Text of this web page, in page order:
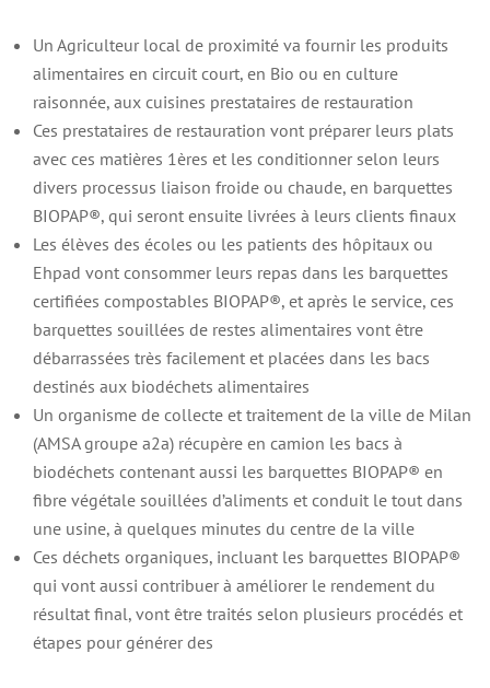
Un Agriculteur local de proximité va fournir les produits
alimentaires en circuit court, en Bio ou en culture
raisonnée, aux cuisines prestataires de restauration
Ces prestataires de restauration vont préparer leurs plats
avec ces matières 1ères et les conditionner selon leurs
divers processus liaison froide ou chaude, en barquettes
BIOPAP®, qui seront ensuite livrées à leurs clients finaux
Les élèves des écoles ou les patients des hôpitaux ou
Ehpad vont consommer leurs repas dans les barquettes
certifiées compostables BIOPAP®, et après le service, ces
barquettes souillées de restes alimentaires vont être
débarrassées très facilement et placées dans les bacs
destinés aux biodéchets alimentaires
Un organisme de collecte et traitement de la ville de Milan
(AMSA groupe a2a) récupère en camion les bacs à
biodéchets contenant aussi les barquettes BIOPAP® en
fibre végétale souillées d’aliments et conduit le tout dans
une usine, à quelques minutes du centre de la ville
Ces déchets organiques, incluant les barquettes BIOPAP®
qui vont aussi contribuer à améliorer le rendement du
résultat final, vont être traités selon plusieurs procédés et
étapes pour générer des